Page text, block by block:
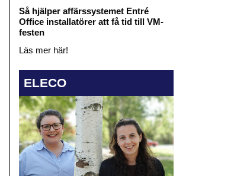
Så hjälper affärssystemet Entré
Office installatörer att få tid till VM-
festen
Läs mer här!
ELECO